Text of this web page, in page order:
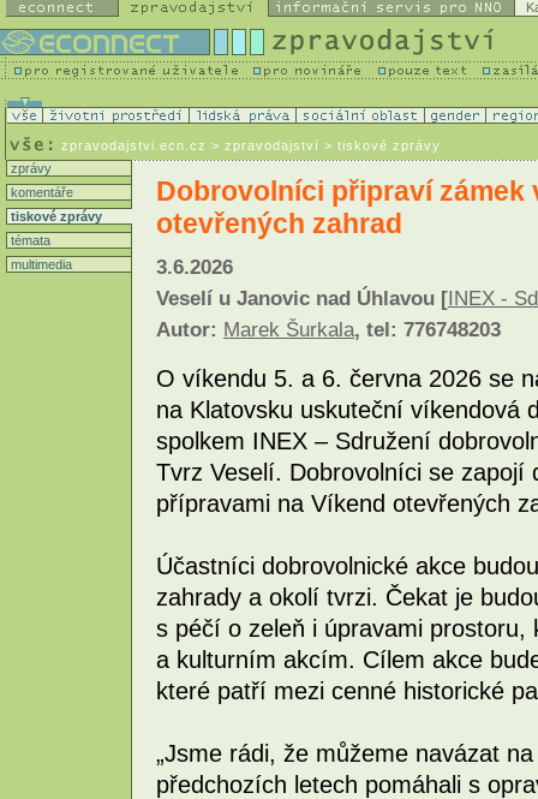
zpravodajstvi.ecn.cz > zpravodajství > tiskové zprávy
zprávy
komentáře
tiskové zprávy
témata
multimedia
Dobrovolníci připraví zámek
otevřených zahrad
3.6.2026
Veselí u Janovic nad Úhlavou [ INEX -
Autor: Marek Šurkala, tel: 776748203
O víkendu 5. a 6. června 2026 se
na Klatovsku uskuteční víkendová
spolkem INEX – Sdružení
Tvrz Veselí. Dobrovolníci se zapojí
přípravami na Víkend otevřených
Účastníci dobrovolnické akce
zahrady a okolí tvrzi. Čekat je
s péčí o zeleň i úpravami
a kulturním akcím. Cílem akce
které patří mezi cenné historické
„Jsme rádi, že můžeme navázat
předchozích letech pomáhali s